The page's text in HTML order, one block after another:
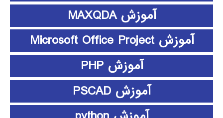
آموزش MAXQDA
آموزش Microsoft Office Project
آموزش PHP
آموزش PSCAD